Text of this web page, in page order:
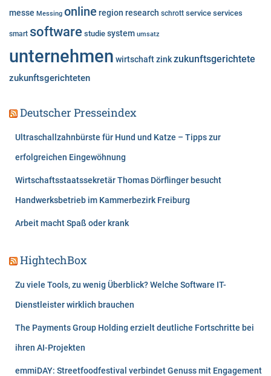
messe Messing online region research schrott service services
smart software studie system umsatz
unternehmen wirtschaftzinkzukunftsgerichtete
zukunftsgerichteten
Deutscher Presseindex
Ultraschallzahnbürste für Hund und Katze – Tipps zur
erfolgreichen Eingewöhnung
Wirtschaftsstaatssekretär Thomas Dörflinger besucht
Handwerksbetrieb im Kammerbezirk Freiburg
Arbeit macht Spaß oder krank
HightechBox
Zu viele Tools, zu wenig Überblick? Welche Software IT-
Dienstleister wirklich brauchen
The Payments Group Holding erzielt deutliche Fortschritte bei
ihren AI-Projekten
emmiDAY: Streetfoodfestival verbindet Genuss mit Engagement